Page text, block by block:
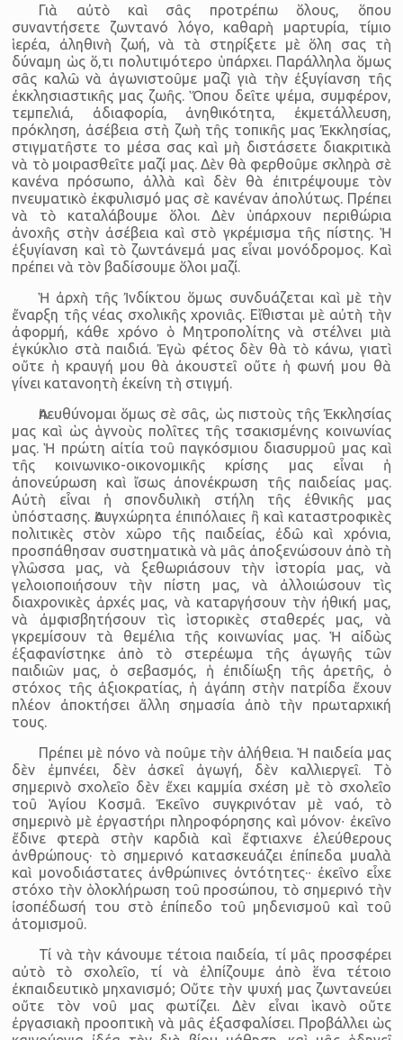
Γιὰ αὐτὸ καὶ σᾶς προτρέπω ὅλους, ὅπου
συναντήσετε ζωντανό λόγο, καθαρὴ μαρτυρία, τίμιο
ἱερέα, ἀληθινὴ ζωή, νὰ τὰ στηρίξετε μὲ ὅλη σας τὴ
δύναμη ὡς ὅ,τι πολυτιμότερο ὑπάρχει. Παράλληλα ὅμως
σᾶς καλῶ νὰ ἀγωνιστοῦμε μαζὶ γιὰ τὴν ἐξυγίανση τῆς
ἐκκλησιαστικῆς μας ζωῆς. Ὅπου δεῖτε ψέμα, συμφέρον,
τεμπελιά, ἀδιαφορία, ἀνηθικότητα, ἐκμετάλλευση,
πρόκληση, ἀσέβεια στὴ ζωὴ τῆς τοπικῆς μας Ἐκκλησίας,
στιγματῆστε το μέσα σας καὶ μὴ διστάσετε διακριτικὰ
νὰ τὸ μοιρασθεῖτε μαζί μας. Δὲν θὰ φερθοῦμε σκληρὰ σὲ
κανένα πρόσωπο, ἀλλὰ καὶ δὲν θὰ ἐπιτρέψουμε τὸν
πνευματικὸ ἐκφυλισμό μας σὲ κανέναν ἀπολύτως. Πρέπει
νὰ τὸ καταλάβουμε ὅλοι. Δὲν ὑπάρχουν περιθώρια
ἀνοχῆς στὴν ἀσέβεια καὶ στὸ γκρέμισμα τῆς πίστης. Ἡ
ἐξυγίανση καὶ τὸ ζωντάνεμά μας εἶναι μονόδρομος. Καὶ
πρέπει νὰ τὸν βαδίσουμε ὅλοι μαζί.
Ἡ ἀρχὴ τῆς Ἰνδίκτου ὅμως συνδυάζεται καὶ μὲ τὴν
ἔναρξη τῆς νέας σχολικῆς χρονιᾶς. Εἴθισται μὲ αὐτὴ τὴν
ἀφορμή, κάθε χρόνο ὁ Μητροπολίτης νὰ στέλνει μιὰ
ἐγκύκλιο στὰ παιδιά. Ἐγὼ φέτος δὲν θὰ τὸ κάνω, γιατὶ
οὔτε ἡ κραυγή μου θὰ ἀκουστεῖ οὔτε ἡ φωνή μου θὰ
γίνει κατανοητὴ ἐκείνη τὴ στιγμή.
Ἀπευθύνομαι ὅμως σὲ σᾶς, ὡς πιστοὺς τῆς Ἐκκλησίας
μας καὶ ὡς ἁγνοὺς πολῖτες τῆς τσακισμένης κοινωνίας
μας. Ἡ πρώτη αἰτία τοῦ παγκόσμιου διασυρμοῦ μας καὶ
τῆς κοινωνικο-οικονομικῆς κρίσης μας εἶναι ἡ
ἀπονεύρωση καὶ ἴσως ἀπονέκρωση τῆς παιδείας μας.
Αὐτὴ εἶναι ἡ σπονδυλικὴ στήλη τῆς ἐθνικῆς μας
ὑπόστασης. Ἀσυγχώρητα ἐπιπόλαιες ἢ καὶ καταστροφικὲς
πολιτικὲς στὸν χῶρο τῆς παιδείας, ἐδῶ καὶ χρόνια,
προσπάθησαν συστηματικὰ νὰ μᾶς ἀποξενώσουν ἀπὸ τὴ
γλῶσσα μας, νὰ ξεθωριάσουν τὴν ἱστορία μας, νὰ
γελοιοποιήσουν τὴν πίστη μας, νὰ ἀλλοιώσουν τὶς
διαχρονικὲς ἀρχές μας, νὰ καταργήσουν τὴν ἠθική μας,
νὰ ἀμφισβητήσουν τὶς ἱστορικὲς σταθερές μας, νὰ
γκρεμίσουν τὰ θεμέλια τῆς κοινωνίας μας. Ἡ αἰδὼς
ἐξαφανίστηκε ἀπὸ τὸ στερέωμα τῆς ἀγωγῆς τῶν
παιδιῶν μας, ὁ σεβασμός, ἡ ἐπιδίωξη τῆς ἀρετῆς, ὁ
στόχος τῆς ἀξιοκρατίας, ἡ ἀγάπη στὴν πατρίδα ἔχουν
πλέον ἀποκτήσει ἄλλη σημασία ἀπὸ τὴν πρωταρχική
τους.
Πρέπει μὲ πόνο νὰ ποῦμε τὴν ἀλήθεια. Ἡ παιδεία μας
δὲν ἐμπνέει, δὲν ἀσκεῖ ἀγωγή, δὲν καλλιεργεῖ. Τὸ
σημερινὸ σχολεῖο δὲν ἔχει καμμία σχέση μὲ τὸ σχολεῖο
τοῦ Ἁγίου Κοσμᾶ. Ἐκεῖνο συγκρινόταν μὲ ναό, τὸ
σημερινὸ μὲ ἐργαστήρι πληροφόρησης καὶ μόνον∙ ἐκεῖνο
ἔδινε φτερὰ στὴν καρδιὰ καὶ ἔφτιαχνε ἐλεύθερους
ἀνθρώπους· τὸ σημερινό κατασκευάζει ἐπίπεδα μυαλὰ
καὶ μονοδιάστατες ἀνθρώπινες ὀντότητες·∙ ἐκεῖνο εἶχε
στόχο τὴν ὁλοκλήρωση τοῦ προσώπου, τὸ σημερινό τὴν
ἰσοπέδωσή του στὸ ἐπίπεδο τοῦ μηδενισμοῦ καὶ τοῦ
ἀτομισμοῦ.
Τί νὰ τὴν κάνουμε τέτοια παιδεία, τί μᾶς προσφέρει
αὐτὸ τὸ σχολεῖο, τί νὰ ἐλπίζουμε ἀπὸ ἕνα τέτοιο
ἐκπαιδευτικὸ μηχανισμό; Οὔτε τὴν ψυχή μας ζωντανεύει
οὔτε τὸν νοῦ μας φωτίζει. Δὲν εἶναι ἱκανὸ οὔτε
ἐργασιακὴ προοπτικὴ νὰ μᾶς ἐξασφαλίσει. Προβάλλει ὡς